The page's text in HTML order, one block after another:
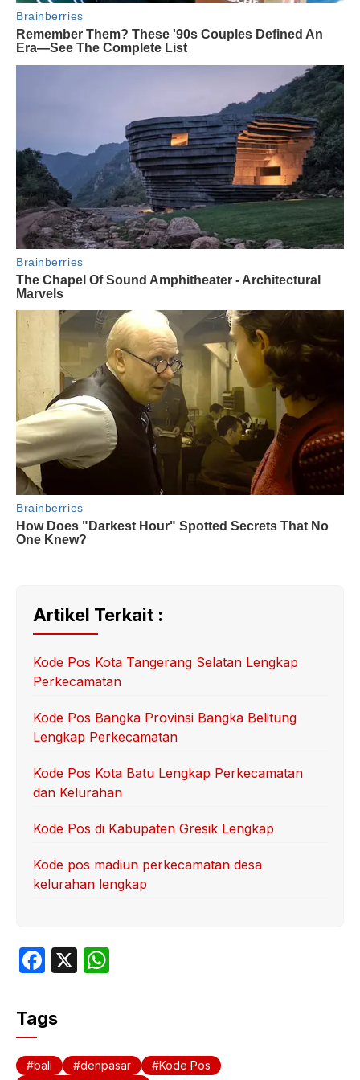
Artikel Terkait :
Kode Pos Kota Tangerang Selatan Lengkap
Perkecamatan
Kode Pos Bangka Provinsi Bangka Belitung
Lengkap Perkecamatan
Kode Pos Kota Batu Lengkap Perkecamatan
dan Kelurahan
Kode Pos di Kabupaten Gresik Lengkap
Kode pos madiun perkecamatan desa
kelurahan lengkap
F
c
e
b
X
A
Tags
bali denpasar
Kode Pos